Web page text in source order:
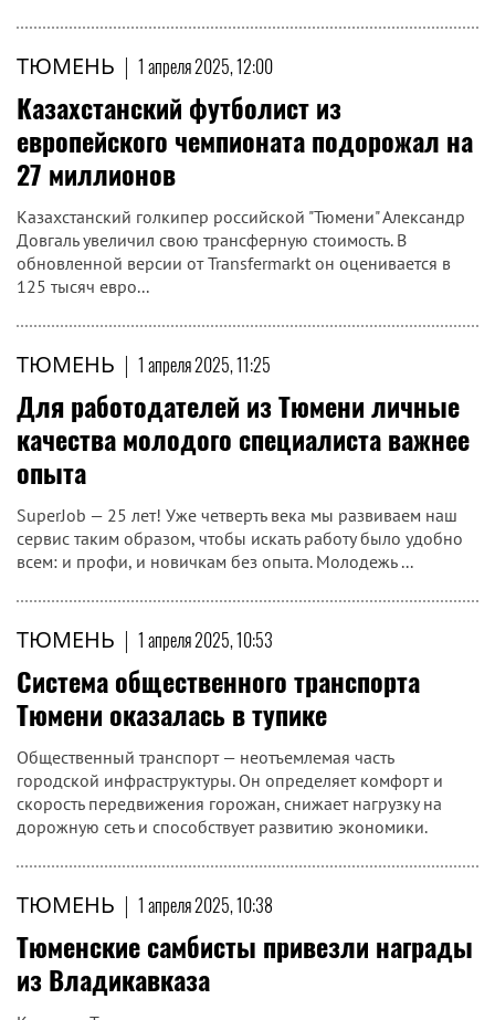
ТЮМЕНЬ | 1 апреля 2025, 12:00
Казахстанский футболист из
европейского чемпионата подорожал на
27 миллионов
Казахстанский голкипер российской "Тюмени" Александр
Довгаль увеличил свою трансферную стоимость. В
обновленной версии от Transfermarkt он оценивается в
125 тысяч евро...
ТЮМЕНЬ | 1 апреля 2025, 11:25
Для работодателей из Тюмени личные
качества молодого специалиста важнее
опыта
SuperJob — 25 лет! Уже четверть века мы развиваем наш
сервис таким образом, чтобы искать работу было удобно
всем: и профи, и новичкам без опыта. Молодежь ...
ТЮМЕНЬ | 1 апреля 2025, 10:53
Система общественного транспорта
Тюмени оказалась в тупике
Общественный транспорт — неотъемлемая часть
городской инфраструктуры. Он определяет комфорт и
скорость передвижения горожан, снижает нагрузку на
дорожную сеть и способствует развитию экономики.
ТЮМЕНЬ | 1 апреля 2025, 10:38
Тюменские самбисты привезли награды
из Владикавказа